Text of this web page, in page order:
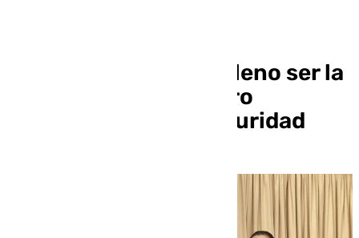
Málaga pedirá en el Pleno ser la
sede del futuro Centro
Nacional de Ciberseguridad